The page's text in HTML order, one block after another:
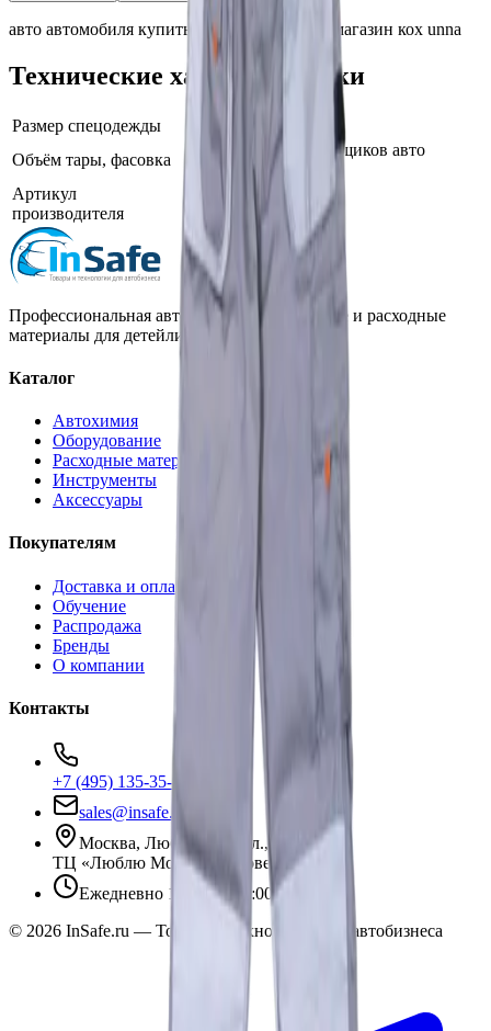
авто автомобиля купить заказать интернет магазин кох unna
Технические характеристики
Размер спецодежды
Объём тары, фасовка
комбинезон для мойщиков авто
Артикул
производителя
Профессиональная автохимия, оборудование и расходные
материалы для детейлинга.
Каталог
Автохимия
Оборудование
Расходные материалы
Инструменты
Аксессуары
Покупателям
Доставка и оплата
Обучение
Распродажа
Бренды
О компании
Контакты
+7 (495) 135-35-99
sales@insafe.ru
Москва, Люблинская ул., 153.
ТЦ «Люблю Молл», -1 уровень
Ежедневно 10:00 — 19:00
© 2026 InSafe.ru — Товары и технологии для автобизнеса